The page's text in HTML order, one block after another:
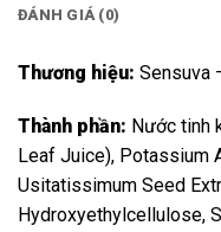
ĐÁNH GIÁ (0)
Thương hiệu: Sensuva
Thành phần: Nước tinh
Leaf Juice), Potassium
Usitatissimum Seed
Hydroxyethylcellulose,